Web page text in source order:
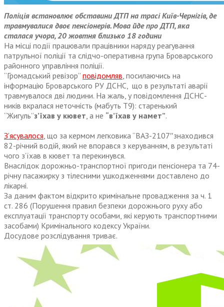
Поліція встановлює обставини ДТП на трасі Київ-Чернігів, де
травмувалися двоє пенсіонерів. Мова йде про ДТП, яка
сталася учора, 20 жовтня близько 18 години
На місці події працювали працівники наряду реагування
патрульної поліції та слідчо-оперативна група Броварського
районного управління поліції.
“Громадський ревізор” повідомляв, посилаючись на
інформацію Броварського РУ ДСНС, що в результаті аварії
травмувалося дві людини. На жаль, у повідомлення ДСНС-
ників вкралася неточність (мабуть Т9): старенький
“Жигуль”з’їхав у кювет, а не “в’їхав у намет”.
З’ясувалося, що за кермом легковика “ВАЗ-2107″знаходився
82-річний водій, який не впорався з керуванням, в результаті
чого з’їхав в кювет та перекинувся.
Внаслідок дорожньо-транспортної пригоди пенсіонера та 74-
річну пасажирку з тілесними ушкодженнями доставлено до
лікарні.
За даним фактом відкрито кримінальне провадження за ч. 1
ст. 286 (Порушення правил безпеки дорожнього руху або
експлуатації транспорту особами, які керують транспортними
засобами) Кримінального кодексу України.
Досудове розслідування триває.